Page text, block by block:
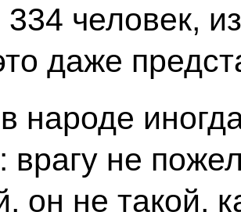
человек,
даже
народе
врагу не
он не такой,